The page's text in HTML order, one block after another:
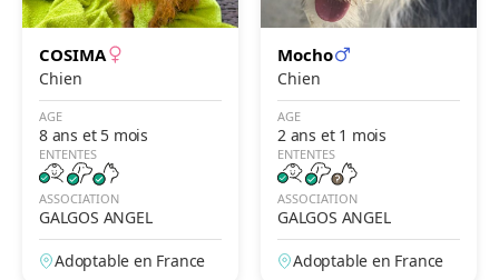
COSIMA
Chien
AGE
8 ans et 5 mois
ENTENTES
ASSOCIATION
GALGOS ANGEL
Adoptable en France
Mocho
Chien
AGE
2 ans et 1 mois
ENTENTES
ASSOCIATION
GALGOS ANGEL
Adoptable en France